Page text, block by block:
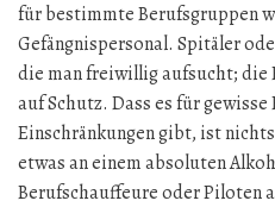
für bestimmte Berufsgruppen
Gefängnispersonal. Spitäler
die man freiwillig aufsucht; die
auf Schutz. Dass es für
Einschränkungen gibt, ist
etwas an einem absoluten
Berufschauffeure oder Piloten